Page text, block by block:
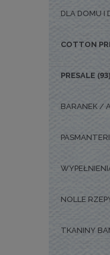
DLA DOMU I
COTTON
PRESALE (93)
BARANEK /
NOLLE
TKANINY